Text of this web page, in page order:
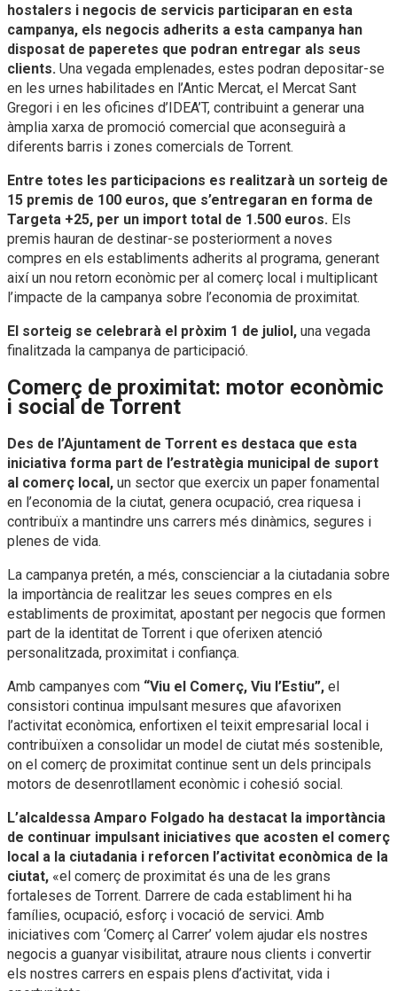
hostalers i negocis de servicis participaran en esta
campanya, els negocis adherits a esta campanya han
disposat de paperetes que podran entregar als seus
clients. Una vegada emplenades, estes podran depositar-se
en les urnes habilitades en l’Antic Mercat, el Mercat Sant
Gregori i en les oficines d’IDEA’T, contribuint a generar una
àmplia xarxa de promoció comercial que aconseguirà a
diferents barris i zones comercials de Torrent.
Entre totes les participacions es realitzarà un sorteig de
15 premis de 100 euros, que s’entregaran en forma de
Targeta +25, per un import total de 1.500 euros. Els
premis hauran de destinar-se posteriorment a noves
compres en els establiments adherits al programa, generant
així un nou retorn econòmic per al comerç local i multiplicant
l’impacte de la campanya sobre l’economia de proximitat.
El sorteig se celebrarà el pròxim 1 de juliol, una vegada
finalitzada la campanya de participació.
Comerç de proximitat: motor econòmic
i social de Torrent
Des de l’Ajuntament de Torrent es destaca que esta
iniciativa forma part de l’estratègia municipal de suport
al comerç local, un sector que exercix un paper fonamental
en l’economia de la ciutat, genera ocupació, crea riquesa i
contribuïx a mantindre uns carrers més dinàmics, segures i
plenes de vida.
La campanya pretén, a més, conscienciar a la ciutadania sobre
la importància de realitzar les seues compres en els
establiments de proximitat, apostant per negocis que formen
part de la identitat de Torrent i que oferixen atenció
personalitzada, proximitat i confiança.
Amb campanyes com “Viu el Comerç, Viu l’Estiu”, el
consistori continua impulsant mesures que afavorixen
l’activitat econòmica, enfortixen el teixit empresarial local i
contribuïxen a consolidar un model de ciutat més sostenible,
on el comerç de proximitat continue sent un dels principals
motors de desenrotllament econòmic i cohesió social.
L’alcaldessa Amparo Folgado ha destacat la importància
de continuar impulsant iniciatives que acosten el comerç
local a la ciutadania i reforcen l’activitat econòmica de la
ciutat, «el comerç de proximitat és una de les grans
fortaleses de Torrent. Darrere de cada establiment hi ha
famílies, ocupació, esforç i vocació de servici. Amb
iniciatives com ‘Comerç al Carrer’ volem ajudar els nostres
negocis a guanyar visibilitat, atraure nous clients i convertir
els nostres carrers en espais plens d’activitat, vida i